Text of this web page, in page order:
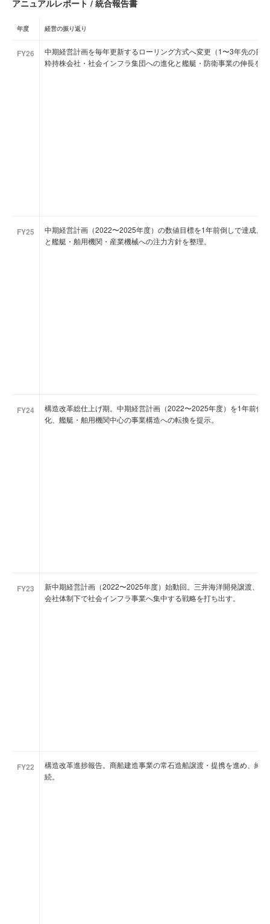
アニュアルレポート / 統合報告書
年度 経営の振り返り
FY26
中期経営計画を毎年更新するローリング方式へ変更（1〜3年先の目
粋持株会社・社会インフラ集団への進化と艦艇・防衛事業の伸長を
FY25
中期経営計画（2022〜2025年度）の数値目標を1年前倒しで達成。
と艦艇・舶用機関・産業機械への注力方針を整理。
FY24
構造改革総仕上げ期。中期経営計画（2022〜2025年度）を1年前倒
化、艦艇・舶用機関中心の事業構造への転換を提示。
FY23
新中期経営計画（2022〜2025年度）始動回。三井海洋開発譲渡、
会社体制下で社会インフラ事業へ集中する戦略を打ち出す。
FY22
構造改革進捗報告。商船建造事業の常石造船譲渡・提携を進め、純
続。